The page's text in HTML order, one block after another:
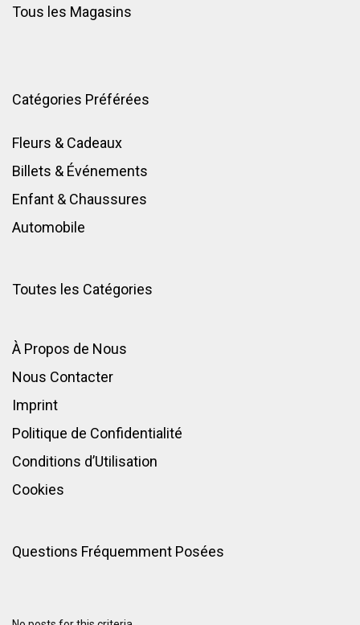
Tous les Magasins
Catégories Préférées
Fleurs & Cadeaux
Billets & Événements
Enfant & Chaussures
Automobile
Toutes les Catégories
À Propos de Nous
Nous Contacter
Imprint
Politique de Confidentialité
Conditions d’Utilisation
Cookies
Questions Fréquemment Posées